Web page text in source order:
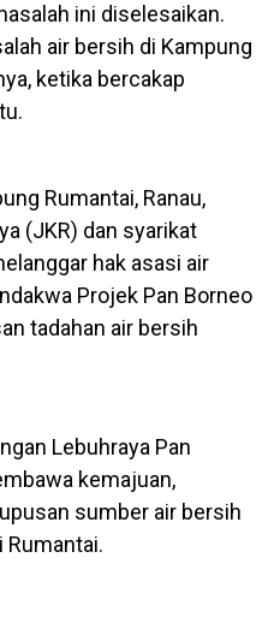
ini diselesaikan.
air bersih di Kampung
ketika bercakap
Rumantai, Ranau,
(JKR) dan syarikat
hak asasi air
Projek Pan Borneo
tadahan air bersih
Lebuhraya Pan
kemajuan,
sumber air bersih
Rumantai.